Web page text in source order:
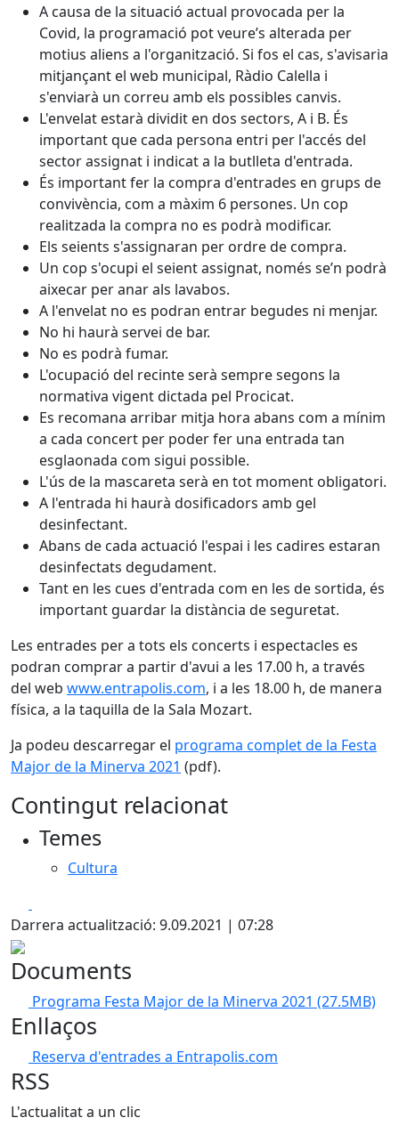
A causa de la situació actual provocada per la
Covid, la programació pot veure’s alterada per
motius aliens a l'organització. Si fos el cas, s'avisaria
mitjançant el web municipal, Ràdio Calella i
s'enviarà un correu amb els possibles canvis.
L'envelat estarà dividit en dos sectors, A i B. És
important que cada persona entri per l'accés del
sector assignat i indicat a la butlleta d'entrada.
És important fer la compra d'entrades en grups de
convivència, com a màxim 6 persones. Un cop
realitzada la compra no es podrà modificar.
Els seients s'assignaran per ordre de compra.
Un cop s'ocupi el seient assignat, només se’n podrà
aixecar per anar als lavabos.
A l'envelat no es podran entrar begudes ni menjar.
No hi haurà servei de bar.
No es podrà fumar.
L'ocupació del recinte serà sempre segons la
normativa vigent dictada pel Procicat.
Es recomana arribar mitja hora abans com a mínim
a cada concert per poder fer una entrada tan
esglaonada com sigui possible.
L'ús de la mascareta serà en tot moment obligatori.
A l'entrada hi haurà dosificadors amb gel
desinfectant.
Abans de cada actuació l'espai i les cadires estaran
desinfectats degudament.
Tant en les cues d'entrada com en les de sortida, és
important guardar la distància de seguretat.
Les entrades per a tots els concerts i espectacles es
podran comprar a partir d'avui a les 17.00 h, a través
del web www.entrapolis.com, i a les 18.00 h, de manera
física, a la taquilla de la Sala Mozart.
Ja podeu descarregar el programa complet de la Festa
Major de la Minerva 2021 (pdf).
Contingut relacionat
Temes
Cultura
Darrera actualització: 9.09.2021 | 07:28
Documents
Programa Festa Major de la Minerva 2021 (27.5MB)
Enllaços
Reserva d'entrades a Entrapolis.com
RSS
L'actualitat a un clic